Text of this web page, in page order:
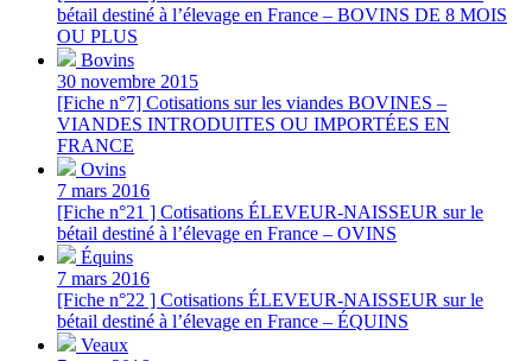
bétail destiné à l’élevage en France – BOVINS DE 8 MOIS
OU PLUS
Bovins
30 novembre 2015
[Fiche n°7] Cotisations sur les viandes BOVINES –
VIANDES INTRODUITES OU IMPORTÉES EN
FRANCE
Ovins
7 mars 2016
[Fiche n°21 ] Cotisations ÉLEVEUR-NAISSEUR sur le
bétail destiné à l’élevage en France – OVINS
Équins
7 mars 2016
[Fiche n°22 ] Cotisations ÉLEVEUR-NAISSEUR sur le
bétail destiné à l’élevage en France – ÉQUINS
Veaux